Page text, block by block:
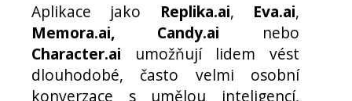
Aplikace jako Replika.ai, Eva.ai,
Memora.ai, Candy.ai nebo
Character.ai umožňují lidem vést
dlouhodobé, často velmi osobní
konverzace s umělou inteligencí,